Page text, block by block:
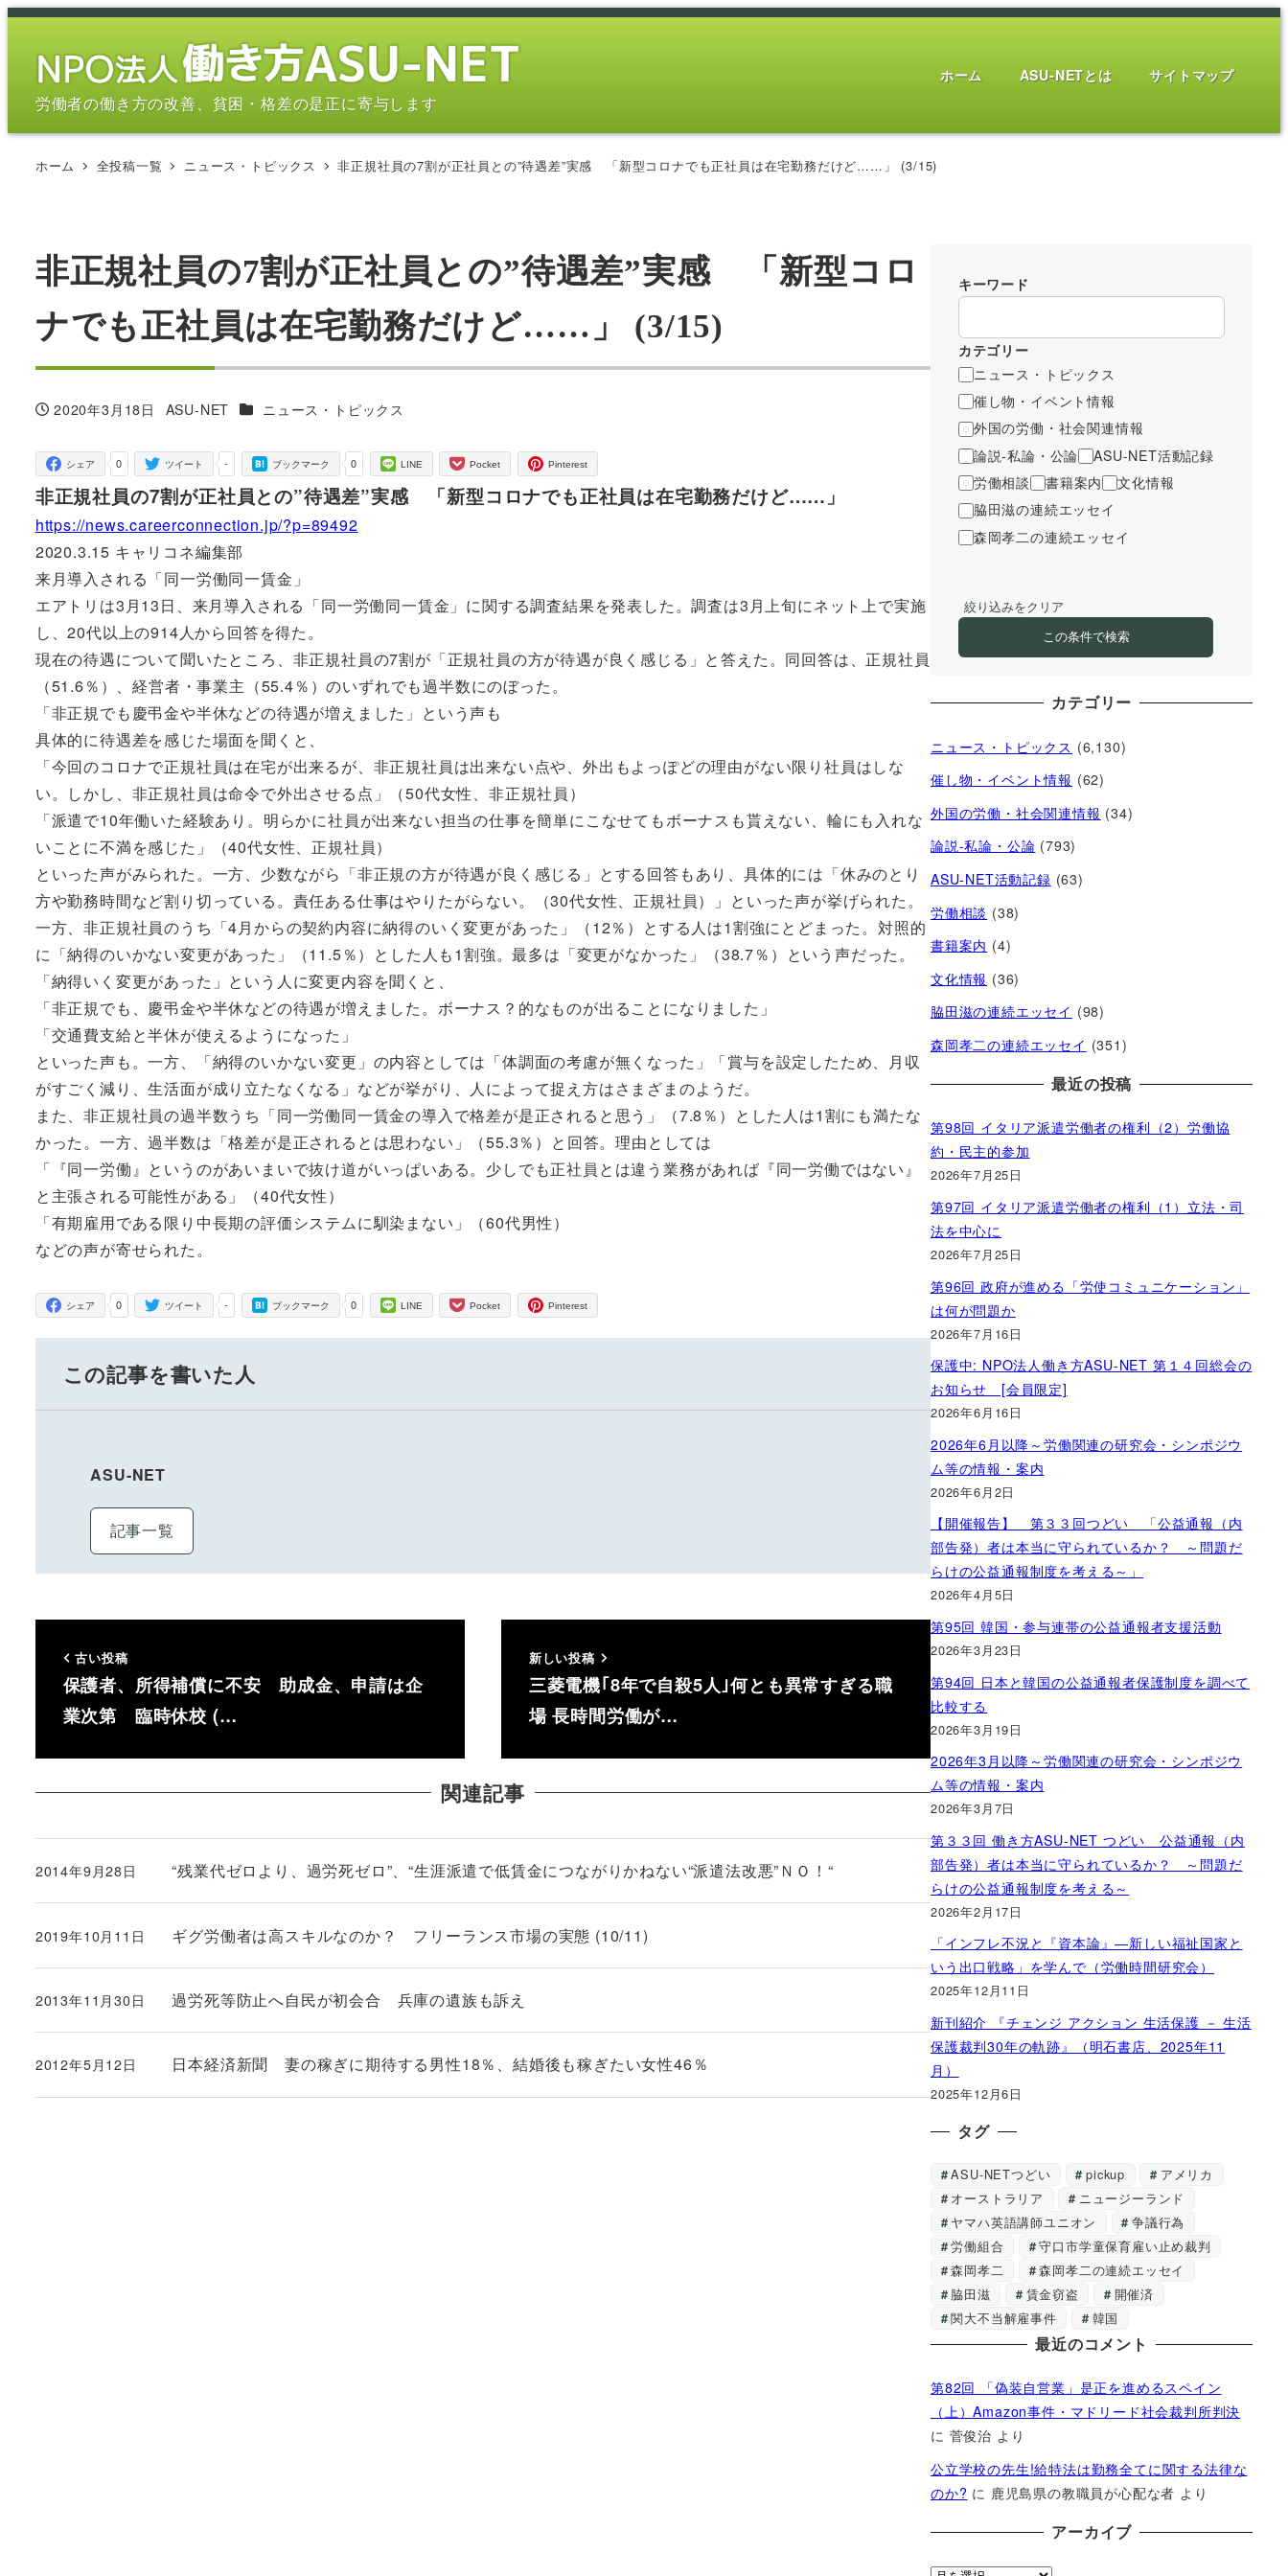
メ
労働者の働き方の改善、貧困・格差の是正に寄与します
ホーム ASU-NETとは サイトマップ
ホーム 全投稿一覧 ニュース・トピックス 非正規社員の7割が正社員との”待遇差”実感 「新型コロナでも正社員は在宅勤務だけど……」 (3/15)
非正規社員の7割が正社員との”待遇差”実感 「新型コロ
ナでも正社員は在宅勤務だけど……」 (3/15)
投稿日
2020年3月18日
著
ASU-NET カテゴリー
ニュース・トピックス
0
シェア -
ツイート 0
ブックマーク LINE Pocket Pinterest
非正規社員の7割が正社員との”待遇差”実感 「新型コロナでも正社員は在宅勤務だけど……」
https://news.careerconnection.jp/?p=89492
2020.3.15 キャリコネ編集部
来月導入される「同一労働同一賃金」
エアトリは3月13日、来月導入される「同一労働同一賃金」に関する調査結果を発表した。調査は3月上旬にネット上で実施
し、20代以上の914人から回答を得た。
現在の待遇について聞いたところ、非正規社員の7割が「正規社員の方が待遇が良く感じる」と答えた。同回答は、正規社員
（51.6％）、経営者・事業主（55.4％）のいずれでも過半数にのぼった。
「非正規でも慶弔金や半休などの待遇が増えました」という声も
具体的に待遇差を感じた場面を聞くと、
「今回のコロナで正規社員は在宅が出来るが、非正規社員は出来ない点や、外出もよっぽどの理由がない限り社員はしな
い。しかし、非正規社員は命令で外出させる点」（50代女性、非正規社員）
「派遣で10年働いた経験あり。明らかに社員が出来ない担当の仕事を簡単にこなせてもボーナスも貰えない、輪にも入れな
いことに不満を感じた」（40代女性、正規社員）
といった声がみられた。一方、少数ながら「非正規の方が待遇が良く感じる」とする回答もあり、具体的には「休みのとり
方や勤務時間など割り切っている。責任ある仕事はやりたがらない。（30代女性、正規社員）」といった声が挙げられた。
一方、非正規社員のうち「4月からの契約内容に納得のいく変更があった」（12％）とする人は1割強にとどまった。対照的
に「納得のいかない変更があった」（11.5％）とした人も1割強。最多は「変更がなかった」（38.7％）という声だった。
「納得いく変更があった」という人に変更内容を聞くと、
「非正規でも、慶弔金や半休などの待遇が増えました。ボーナス？的なものが出ることになりました」
「交通費支給と半休が使えるようになった」
といった声も。一方、「納得のいかない変更」の内容としては「体調面の考慮が無くなった」「賞与を設定したため、月収
がすごく減り、生活面が成り立たなくなる」などが挙がり、人によって捉え方はさまざまのようだ。
また、非正規社員の過半数うち「同一労働同一賃金の導入で格差が是正されると思う」（7.8％）とした人は1割にも満たな
かった。一方、過半数は「格差が是正されるとは思わない」（55.3％）と回答。理由としては
「『同一労働』というのがあいまいで抜け道がいっぱいある。少しでも正社員とは違う業務があれば『同一労働ではない』
と主張される可能性がある」（40代女性）
「有期雇用である限り中長期の評価システムに馴染まない」（60代男性）
などの声が寄せられた。
0
シェア -
ツイート 0
ブックマーク LINE Pocket Pinterest
この記事を書いた人
ASU-NET
記事一覧
古い投稿
保護者、所得補償に不安 助成金、申請は企
業次第 臨時休校 (…
新しい投稿
三菱電機｢8年で自殺5人｣何とも異常すぎる職
場 長時間労働が…
関連記事
“残業代ゼロより、過労死ゼロ”、“生涯派遣で低賃金につながりかねない“派遣法改悪”ＮＯ！“
投稿日
2014年9月28日
ギグ労働者は高スキルなのか？ フリーランス市場の実態 (10/11)
投稿日
2019年10月11日
過労死等防止へ自民が初会合 兵庫の遺族も訴え
投稿日
2013年11月30日
日本経済新聞 妻の稼ぎに期待する男性18％、結婚後も稼ぎたい女性46％
投稿日
2012年5月12日
キーワード
カテゴリー
ニュース・トピックス
催し物・イベント情報
外国の労働・社会関連情報
論説-私論・公論
ASU-NET活動記録
労働相談
書籍案内
文化情報
脇田滋の連続エッセイ
森岡孝二の連続エッセイ
絞り込みをクリア
この条件で検索
カテゴリー
ニュース・トピックス (6,130)
催し物・イベント情報 (62)
外国の労働・社会関連情報 (34)
論説-私論・公論 (793)
ASU-NET活動記録 (63)
労働相談 (38)
書籍案内 (4)
文化情報 (36)
脇田滋の連続エッセイ (98)
森岡孝二の連続エッセイ (351)
最近の投稿
第98回 イタリア派遣労働者の権利（2）労働協
約・民主的参加
2026年7月25日
第97回 イタリア派遣労働者の権利（1）立法・司
法を中心に
2026年7月25日
第96回 政府が進める「労使コミュニケーション」
は何が問題か
2026年7月16日
保護中: NPO法人働き方ASU-NET 第１４回総会の
お知らせ [会員限定]
2026年6月16日
2026年6月以降～労働関連の研究会・シンポジウ
ム等の情報・案内
2026年6月2日
【開催報告】 第３３回つどい 「公益通報（内
部告発）者は本当に守られているか？ ～問題だ
らけの公益通報制度を考える～」
2026年4月5日
第95回 韓国・参与連帯の公益通報者支援活動
2026年3月23日
第94回 日本と韓国の公益通報者保護制度を調べて
比較する
2026年3月19日
2026年3月以降～労働関連の研究会・シンポジウ
ム等の情報・案内
2026年3月7日
第３３回 働き方ASU-NET つどい 公益通報（内
部告発）者は本当に守られているか？ ～問題だ
らけの公益通報制度を考える～
2026年2月17日
「インフレ不況と『資本論』―新しい福祉国家と
いう出口戦略」を学んで（労働時間研究会）
2025年12月11日
新刊紹介 『チェンジ アクション 生活保護 － 生活
保護裁判30年の軌跡』（明石書店、2025年11
月）
2025年12月6日
タグ
ASU-NETつどい pickup
アメリカ
オーストラリア
ニュージーランド
ヤマハ英語講師ユニオン
争議行為
労働組合
守口市学童保育雇い止め裁判
森岡孝二
森岡孝二の連続エッセイ
脇田滋
賃金窃盗
開催済
関大不当解雇事件
韓国
最近のコメント
第82回 「偽装自営業」是正を進めるスペイン
（上）Amazon事件・マドリード社会裁判所判決
に 菅俊治 より
公立学校の先生!給特法は勤務全てに関する法律な
のか? に 鹿児島県の教職員が心配な者 より
アーカイブ